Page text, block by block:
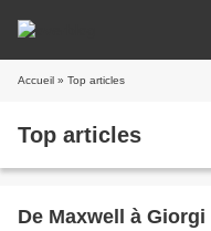
Accueil » Top articles
Top articles
De Maxwell à